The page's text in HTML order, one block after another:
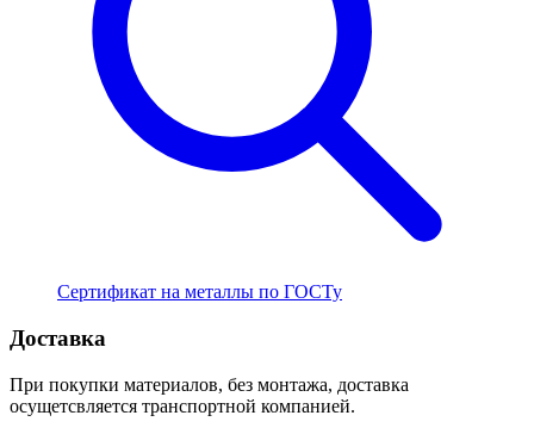
Сертификат на металлы по ГОСТу
Доставка
При покупки материалов, без монтажа, доставка
осущетсвляется транспортной компанией.